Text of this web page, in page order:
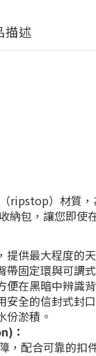
描述
ripstop）材質
納包，讓您即使
供最大程度的
帶固定環與可調
在黑暗中辨識
安全的信封式封口
份淤積。
：
，配合可靠的扣